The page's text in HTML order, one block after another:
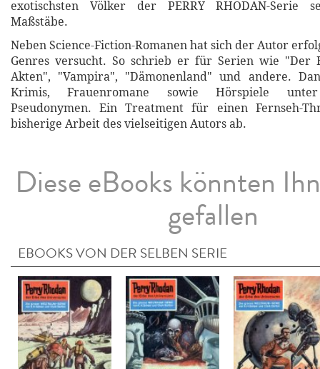
exotischsten Völker der PERRY RHODAN-Serie
Maßstäbe.
Neben Science-Fiction-Romanen hat sich der Autor
Genres versucht. So schrieb er für Serien wie "Der
Akten", "Vampira", "Dämonenland" und andere.
Krimis, Frauenromane sowie Hörspiele unter
Pseudonymen. Ein Treatment für einen Fernseh-
bisherige Arbeit des vielseitigen Autors ab.
Diese eBooks könnten
gefallen
EBOOKS VON DER SELBEN SERIE